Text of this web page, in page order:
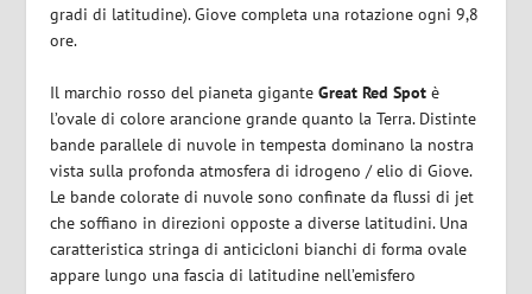
gradi di latitudine). Giove completa una rotazione ogni 9,8
ore.
Il marchio rosso del pianeta giganteGreat Red Spot è
l’ovale di colore arancione grande quanto la Terra. Distinte
bande parallele di nuvole in tempesta dominano la nostra
vista sulla profonda atmosfera di idrogeno / elio di Giove.
Le bande colorate di nuvole sono confinate da flussi di jet
che soffiano in direzioni opposte a diverse latitudini. Una
caratteristica stringa di anticicloni bianchi di forma ovale
appare lungo una fascia di latitudine nell’emisfero